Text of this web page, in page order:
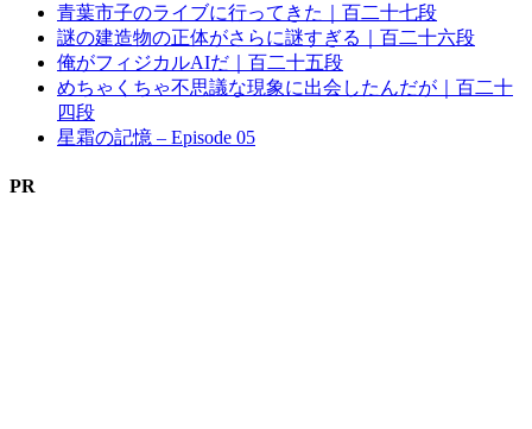
青葉市子のライブに行ってきた｜百二十七段
謎の建造物の正体がさらに謎すぎる｜百二十六段
俺がフィジカルAIだ｜百二十五段
めちゃくちゃ不思議な現象に出会したんだが｜百二十
四段
星霜の記憶 – Episode 05
PR